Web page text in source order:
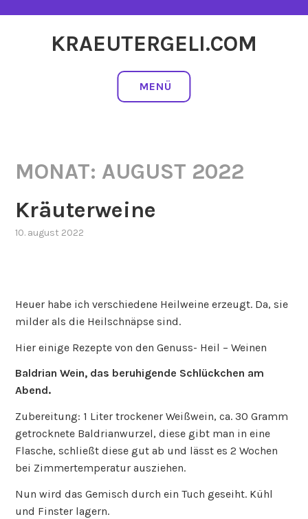
KRAEUTERGELI.COM
MENÜ
MONAT: AUGUST 2022
Kräuterweine
10. august 2022
Heuer habe ich verschiedene Heilweine erzeugt. Da, sie
milder als die Heilschnäpse sind.
Hier einige Rezepte von den Genuss- Heil – Weinen
Baldrian Wein, das beruhigende Schlückchen am
Abend.
Zubereitung: 1 Liter trockener Weißwein, ca. 30 Gramm
getrocknete Baldrianwurzel, diese gibt man in eine
Flasche, schließt diese gut ab und lässt es 2 Wochen
bei Zimmertemperatur ausziehen.
Nun wird das Gemisch durch ein Tuch geseiht. Kühl
und Finster lagern.